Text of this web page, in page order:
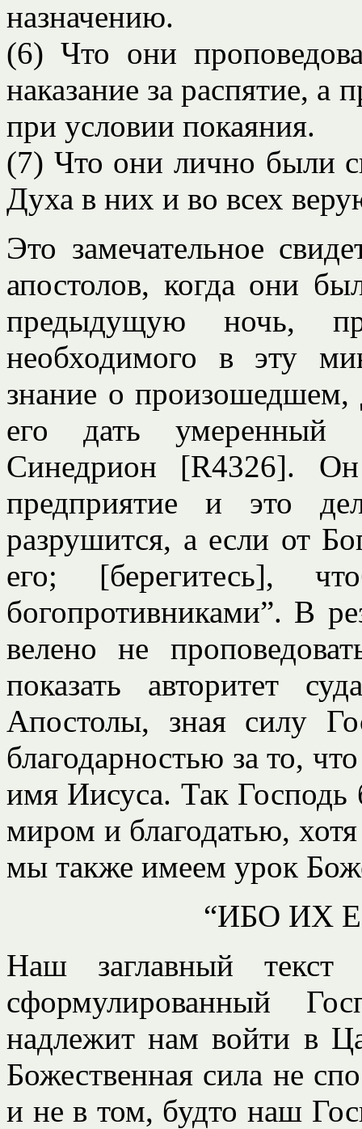
назначению.
(6) Что они
наказание за распятие,
при условии покаяния.
(7) Что они лично были
Духа в них и во всех
Это замечательное
апостолов, когда они
предыдущую ночь,
необходимого в эту
знание о произошедшем,
его дать умеренный
Синедрион [R4326].
предприятие и это
разрушится, а если от
его; [берегитесь],
богопротивниками”. В
велено не
показать авторитет
Апостолы, зная силу
благодарностью за то,
имя Иисуса. Так Господь
миром и благодатью,
мы также имеем урок
“ИБО ИХ
Наш заглавный
сформулированный
надлежит нам войти в
Божественная сила не
и не в том, будто наш